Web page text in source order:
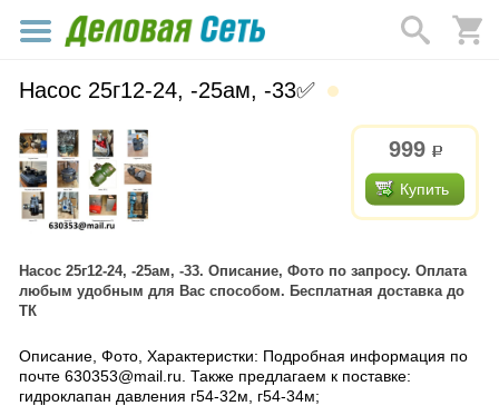
Насос 25г12-24, -25ам, -33✅
999 р.
Купить
Насос 25г12-24, -25ам, -33. Описание, Фото по запросу. Оплата
любым удобным для Вас способом. Бесплатная доставка до
ТК
Описание, Фото, Характеристки: Подробная информация по
почте 630353@mail.ru. Также предлагаем к поставке:
гидроклапан давления г54-32м, г54-34м;